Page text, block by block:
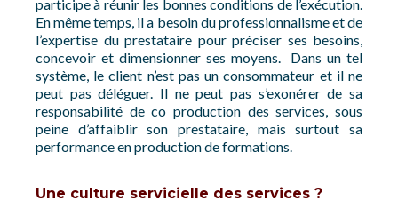
participe à réunir les bonnes conditions de l’exécution.
En même temps, il a besoin du professionnalisme et de
l’expertise du prestataire pour préciser ses besoins,
concevoir et dimensionner ses moyens. Dans un tel
système, le client n’est pas un consommateur et il ne
peut pas déléguer. Il ne peut pas s’exonérer de sa
responsabilité de co production des services, sous
peine d’affaiblir son prestataire, mais surtout sa
performance en production de formations.
Une culture servicielle des services ?